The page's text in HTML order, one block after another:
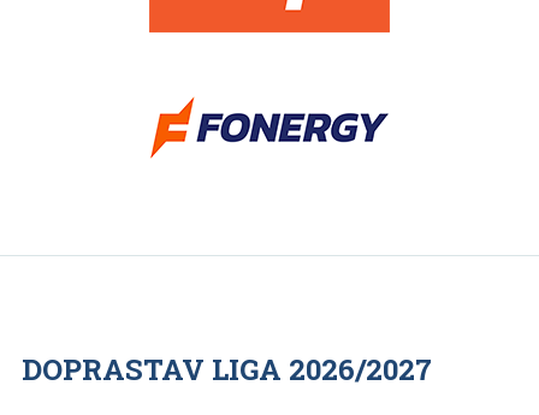
DOPRASTAV LIGA 2026/2027